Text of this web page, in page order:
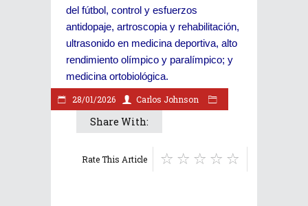
28/01/2026 Carlos Johnson
del fútbol, control y esfuerzos
antidopaje, artroscopia y rehabilitación,
ultrasonido en medicina deportiva, alto
rendimiento olímpico y paralímpico; y
medicina ortobiológica.
Share With:
Rate This Article